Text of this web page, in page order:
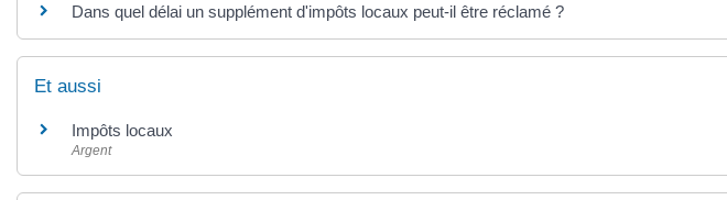
Dans quel délai un supplément d'impôts locaux peut-il être réclamé ?
Et aussi
Impôts locaux
Argent